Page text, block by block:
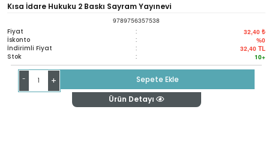
Kısa İdare Hukuku 2 Baskı Sayram Yayınevi
9789756357538
Fiyat : 32,40 ₺
İskonto : %0
İndirimli Fiyat : 32,40 TL
Stok : 10+
- +
Sepete Ekle
Ürün Detayı